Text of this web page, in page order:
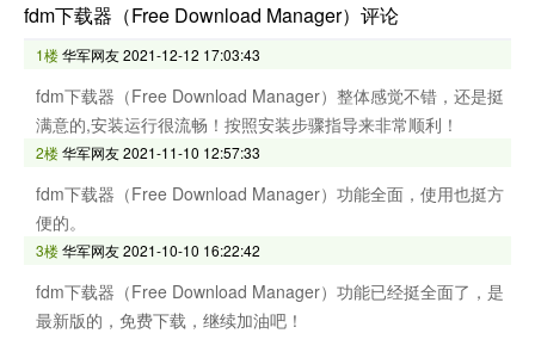
fdm下载器（Free Download Manager）评论
1楼华军网友2021-12-12 17:03:43
fdm下载器（Free Download Manager）整体感觉不错，还是挺
满意的,安装运行很流畅！按照安装步骤指导来非常顺利！
2楼华军网友2021-11-10 12:57:33
fdm下载器（Free Download Manager）功能全面，使用也挺方
便的。
3楼华军网友2021-10-10 16:22:42
fdm下载器（Free Download Manager）功能已经挺全面了，是
最新版的，免费下载，继续加油吧！